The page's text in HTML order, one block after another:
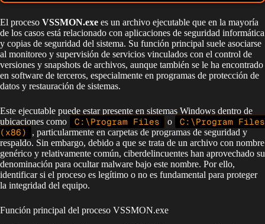
El proceso VSSMON.exe es un archivo ejecutable que en la mayoría
de los casos está relacionado con aplicaciones de seguridad informática
y copias de seguridad del sistema. Su función principal suele asociarse
al monitoreo y supervisión de servicios vinculados con el control de
versiones y snapshots de archivos, aunque también se le ha encontrado
en software de terceros, especialmente en programas de protección de
datos y restauración de sistemas.
Este ejecutable puede estar presente en sistemas Windows dentro de
ubicaciones como
C:\Program Files o
C:\Program Files
(x86)
, particularmente en carpetas de programas de seguridad y
respaldo. Sin embargo, debido a que se trata de un archivo con nombre
genérico y relativamente común, ciberdelincuentes han aprovechado su
denominación para ocultar malware bajo este nombre. Por ello,
identificar si el proceso es legítimo o no es fundamental para proteger
la integridad del equipo.
Función principal del proceso VSSMON.exe